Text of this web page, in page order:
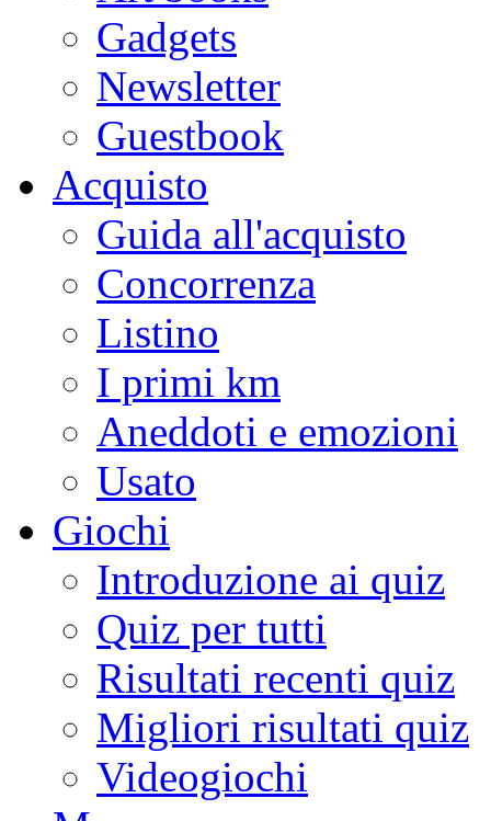
Gadgets
Newsletter
Guestbook
Acquisto
Guida all'acquisto
Concorrenza
Listino
I primi km
Aneddoti e emozioni
Usato
Giochi
Introduzione ai quiz
Quiz per tutti
Risultati recenti quiz
Migliori risultati quiz
Videogiochi